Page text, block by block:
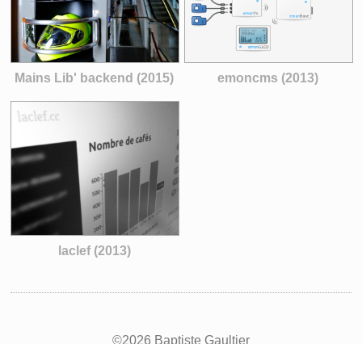
Mains Lib' backend (2015) emoncms (2013)
laclef (2013)
©2026 Baptiste Gaultier